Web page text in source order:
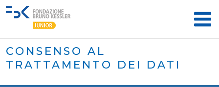
CONSENSO AL
TRATTAMENTO DEI DATI